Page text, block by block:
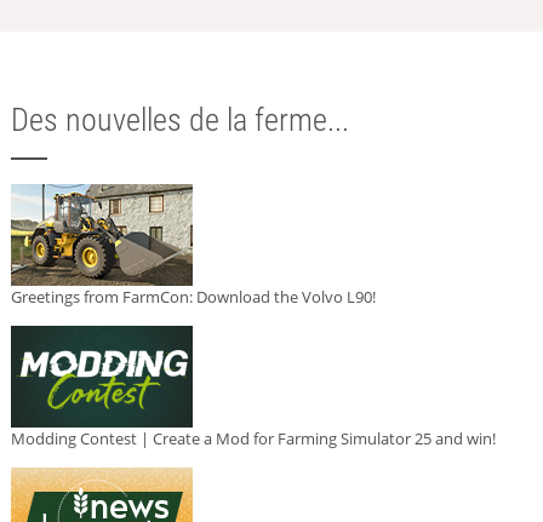
Des nouvelles de la ferme...
Greetings from FarmCon: Download the Volvo L90!
Modding Contest | Create a Mod for Farming Simulator 25 and win!